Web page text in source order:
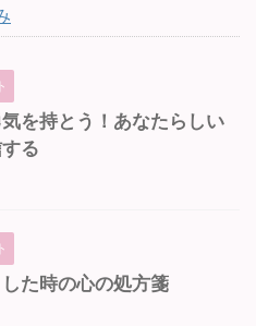
を持とう！あなたらしい
る
た時の心の処方箋